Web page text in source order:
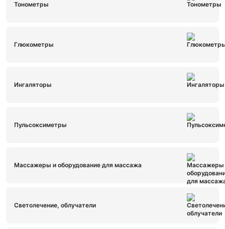
Тонометры
Глюкометры
Ингаляторы
Пульсоксиметры
Массажеры и оборудование для массажа
Светолечение, облучатели